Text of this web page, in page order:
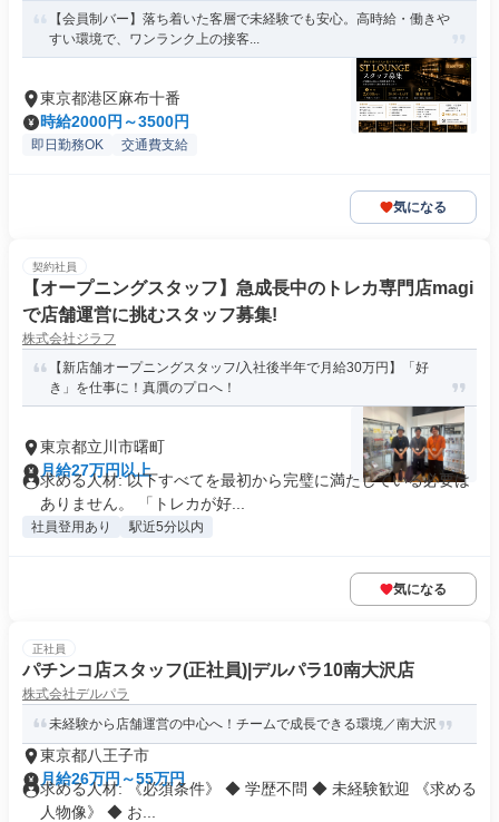
【会員制バー】落ち着いた客層で未経験でも安心。高時給・働きや
すい環境で、ワンランク上の接客...
東京都港区麻布十番
時給2000円～3500円
即日勤務OK 交通費支給
気になる
契約社員
【オープニングスタッフ】急成長中のトレカ専門店magi
で店舗運営に挑むスタッフ募集!
株式会社ジラフ
【新店舗オープニングスタッフ/入社後半年で月給30万円】「好
き」を仕事に！真贋のプロへ！
東京都立川市曙町
月給27万円以上
求める人材: 以下すべてを最初から完璧に満たしている必要は
ありません。 「トレカが好...
社員登用あり 駅近5分以内
気になる
正社員
パチンコ店スタッフ(正社員)|デルパラ10南大沢店
株式会社デルパラ
未経験から店舗運営の中心へ！チームで成長できる環境／南大沢
東京都八王子市
月給26万円～55万円
求める人材: 《必須条件》 ◆ 学歴不問 ◆ 未経験歓迎 《求める
人物像》 ◆ お...